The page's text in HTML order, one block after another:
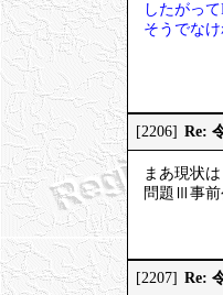
したがっ
そうでな
[2206] Re:
まあ現状
問題Ⅲ事前
[2207] Re: